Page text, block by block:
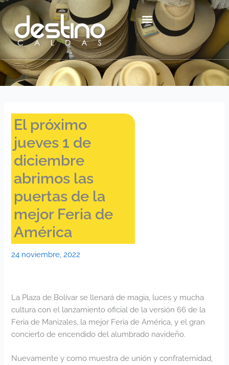
contenido
Ir
al
contenido
El próximo
jueves 1 de
diciembre
abrimos las
puertas de la
mejor Feria de
América
24 noviembre, 2022
La Plaza de Bolívar se llenará de magia, luces y mucha
cultura con el lanzamiento oficial de la versión 66 de la
Feria de Manizales, la mejor Feria de América, y el gran
concierto de encendido del alumbrado navideño.
Nuevamente y como muestra de unión y confraternidad,